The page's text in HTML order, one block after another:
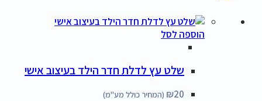
הוספה לסל
שלט עץ לדלת חדר הילד בעיצוב אישי
₪20 (המחיר כולל מע"מ)